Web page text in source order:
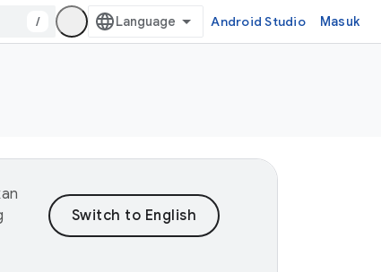
/ Android Studio Masuk